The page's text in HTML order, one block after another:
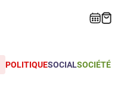
POLITIQUESOCIALSOCIÉTÉ